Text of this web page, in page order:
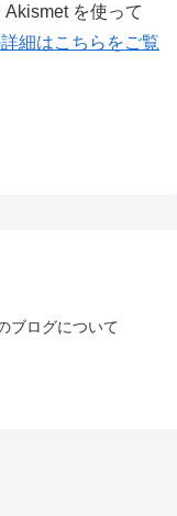
を使って
細はこちらをご覧
ブログについて